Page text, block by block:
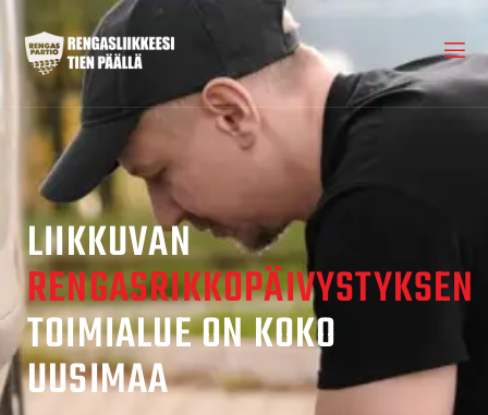
LIIKKUVAN
RENGASRIKKOPÄIVYSTYKSEN
TOIMIALUE ON KOKO
UUSIMAA